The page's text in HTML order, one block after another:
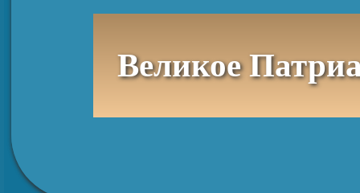
Великое